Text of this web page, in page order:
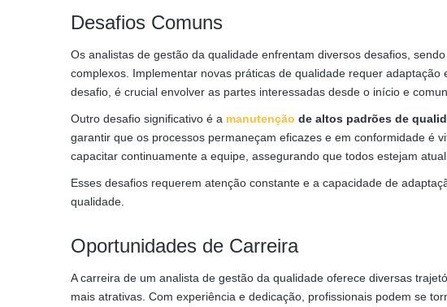
Desafios Comuns
Os analistas de gestão da qualidade enfrentam diversos desafios, sendo
complexos. Implementar novas práticas de qualidade requer
desafio, é crucial envolver as partes interessadas desde o início e
Outro desafio significativo é a manutenção de altos padrões de
garantir que os processos permaneçam eficazes e em conformidade é
capacitar continuamente a equipe, assegurando que todos estejam
Esses desafios requerem atenção constante e a capacidade de
qualidade.
Oportunidades de Carreira
A carreira de um analista de gestão da qualidade oferece diversas
mais atrativas. Com experiência e dedicação, profissionais podem se